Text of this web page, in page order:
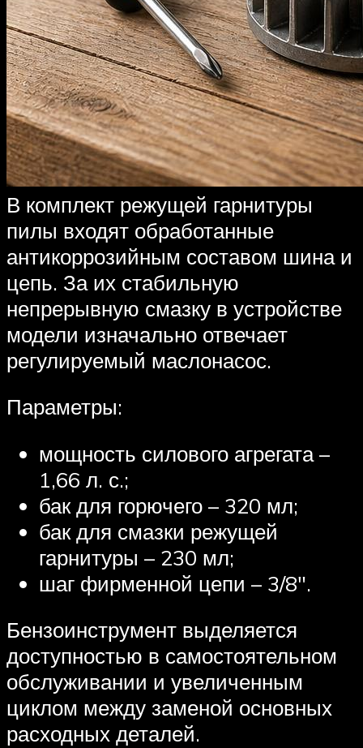
В комплект режущей гарнитуры
пилы входят обработанные
антикоррозийным составом шина и
цепь. За их стабильную
непрерывную смазку в устройстве
модели изначально отвечает
регулируемый маслонасос.
Параметры:
мощность силового агрегата –
1,66 л. с.;
бак для горючего – 320 мл;
бак для смазки режущей
гарнитуры – 230 мл;
шаг фирменной цепи – 3/8″.
Бензоинструмент выделяется
доступностью в самостоятельном
обслуживании и увеличенным
циклом между заменой основных
расходных деталей.